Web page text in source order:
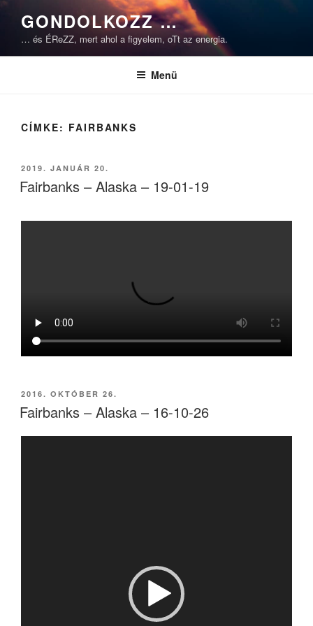
Tartalomhoz
GONDOLKOZZ …
… és ÉReZZ, mert ahol a figyelem, oTt az energia.
Menü
CÍMKE: FAIRBANKS
BEKÜLDVE:
2019. JANUÁR 20.
Fairbanks – Alaska – 19-01-19
BEKÜLDVE:
2016. OKTÓBER 26.
Fairbanks – Alaska – 16-10-26